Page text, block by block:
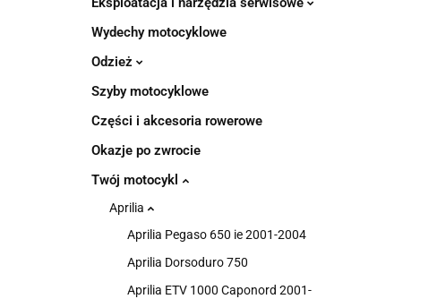
Wydechy motocyklowe
Odzież
Szyby motocyklowe
Części i akcesoria rowerowe
Okazje po zwrocie
Twój motocykl
Aprilia
Aprilia Pegaso 650 ie 2001-2004
Aprilia Dorsoduro 750
Aprilia ETV 1000 Caponord 2001-